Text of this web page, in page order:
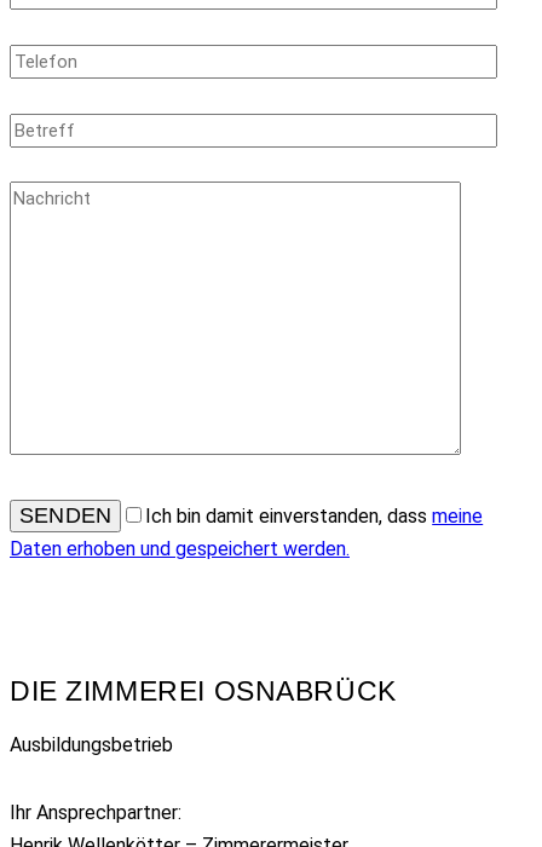
Ich bin damit einverstanden, dassmeine
Daten erhoben und gespeichert werden.
DIE ZIMMEREI OSNABRÜCK
Ausbildungsbetrieb
Ihr Ansprechpartner: